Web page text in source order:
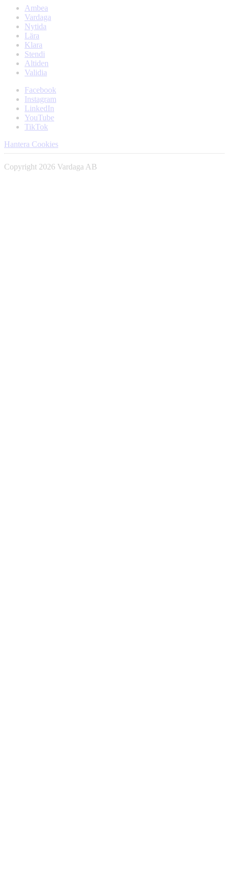
Ambea
Vardaga
Nytida
Lära
Klara
Stendi
Altiden
Validia
Facebook
Instagram
LinkedIn
YouTube
TikTok
Hantera Cookies
Copyright 2026 Vardaga AB